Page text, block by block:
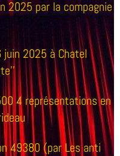
2025 par la compagnie
juin 2025 à Chatel
4 représentations en
49380 (par Les anti